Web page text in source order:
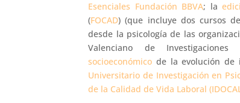
Esenciales Fundación BBVA; la
(FOCAD) (que incluye dos cursos
desde la psicología de las
Valenciano de Investigaciones
socioeconómico de la evolución de
Universitario de Investigación en
de la Calidad de Vida Laboral